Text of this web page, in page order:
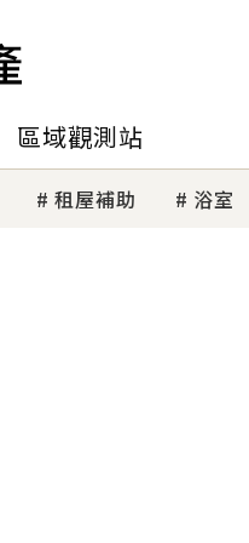
區域觀測站
租屋補助 浴室